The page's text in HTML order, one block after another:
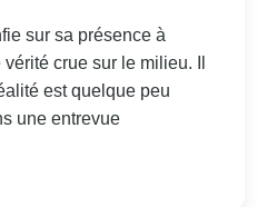
sur sa présence à
crue sur le milieu. Il
est quelque peu
une entrevue